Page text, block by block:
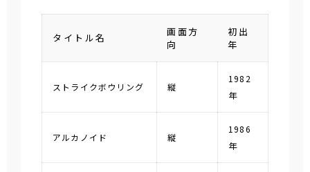
タイトル名
画面方
向
初出
年
ストライクボウリング 縦
1982
年
アルカノイド 縦
1986
年